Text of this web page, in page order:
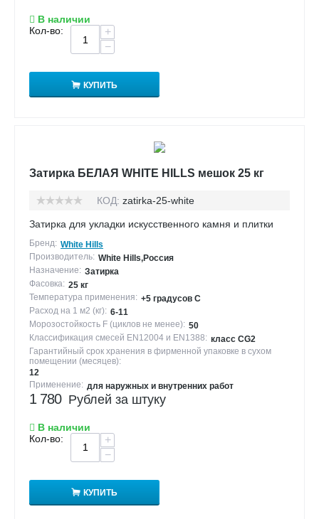
В наличии
Кол-во:
+
−
КУПИТЬ
Затирка БЕЛАЯ WHITE HILLS мешок 25 кг
КОД: zatirka-25-white
Затирка для укладки искусственного камня и плитки
Бренд: White Hills
Производитель: White Hills,Россия
Назначение: Затирка
Фасовка: 25 кг
Температура применения: +5 градусов С
Расход на 1 м2 (кг): 6-11
Морозостойкость F (циклов не менее): 50
Классификация смесей EN12004 и EN1388: класс CG2
Гарантийный срок хранения в фирменной упаковке в сухом
помещении (месяцев):
12
Применение: для наружных и внутренних работ
1 780 Рублей за штуку
В наличии
Кол-во:
+
−
КУПИТЬ